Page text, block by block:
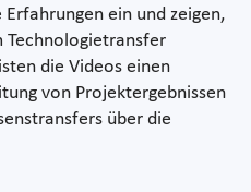
ein und zeigen,
Technologietransfer
die Videos einen
von Projektergebnissen
über die